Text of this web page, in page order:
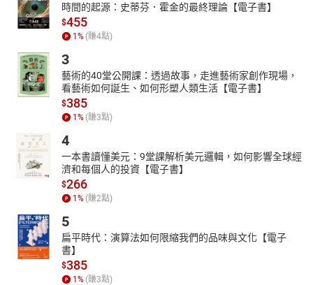
時間的起源：史蒂芬．霍金的最終理論【電子書】
$455
1% (賺4點)
3
藝術的40堂公開課：透過故事，走進藝術家創作現場，
看藝術如何誕生、如何形塑人類生活【電子書】
$385
1% (賺3點)
4
一本書讀懂美元：9堂課解析美元邏輯，如何影響全球經
濟和每個人的投資【電子書】
$266
1% (賺2點)
5
扁平時代：演算法如何限縮我們的品味與文化【電子
書】
$385
1% (賺3點)